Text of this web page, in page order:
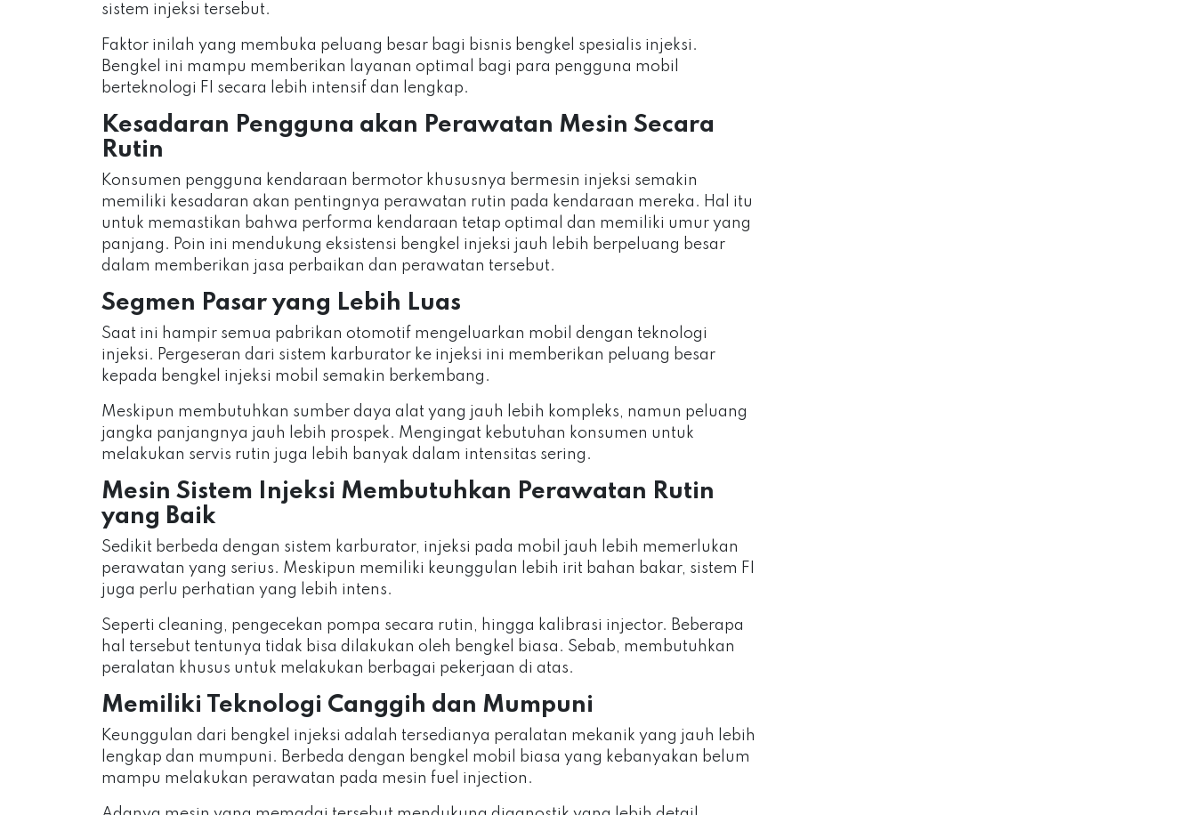
sistem injeksi tersebut.
Faktor inilah yang membuka peluang besar bagi bisnis bengkel spesialis injeksi.
Bengkel ini mampu memberikan layanan optimal bagi para pengguna mobil
berteknologi FI secara lebih intensif dan lengkap.
Kesadaran Pengguna akan Perawatan Mesin Secara
Rutin
Konsumen pengguna kendaraan bermotor khususnya bermesin injeksi semakin
memiliki kesadaran akan pentingnya perawatan rutin pada kendaraan mereka. Hal itu
untuk memastikan bahwa performa kendaraan tetap optimal dan memiliki umur yang
panjang. Poin ini mendukung eksistensi bengkel injeksi jauh lebih berpeluang besar
dalam memberikan jasa perbaikan dan perawatan tersebut.
Segmen Pasar yang Lebih Luas
Saat ini hampir semua pabrikan otomotif mengeluarkan mobil dengan teknologi
injeksi. Pergeseran dari sistem karburator ke injeksi ini memberikan peluang besar
kepada bengkel injeksi mobil semakin berkembang.
Meskipun membutuhkan sumber daya alat yang jauh lebih kompleks, namun peluang
jangka panjangnya jauh lebih prospek. Mengingat kebutuhan konsumen untuk
melakukan servis rutin juga lebih banyak dalam intensitas sering.
Mesin Sistem Injeksi Membutuhkan Perawatan Rutin
yang Baik
Sedikit berbeda dengan sistem karburator, injeksi pada mobil jauh lebih memerlukan
perawatan yang serius. Meskipun memiliki keunggulan lebih irit bahan bakar, sistem FI
juga perlu perhatian yang lebih intens.
Seperti cleaning, pengecekan pompa secara rutin, hingga kalibrasi injector. Beberapa
hal tersebut tentunya tidak bisa dilakukan oleh bengkel biasa. Sebab, membutuhkan
peralatan khusus untuk melakukan berbagai pekerjaan di atas.
Memiliki Teknologi Canggih dan Mumpuni
Keunggulan dari bengkel injeksi adalah tersedianya peralatan mekanik yang jauh lebih
lengkap dan mumpuni. Berbeda dengan bengkel mobil biasa yang kebanyakan belum
mampu melakukan perawatan pada mesin fuel injection.